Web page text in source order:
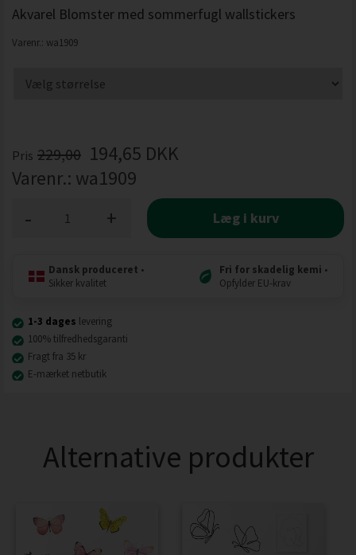
Akvarel Blomster med sommerfugl wallstickers
Varenr.: wa1909
Pris 229,00 194,65 DKK
Varenr.: wa1909
+
- Læg i kurv
Dansk produceret •
Sikker kvalitet
Fri for skadelig kemi •
Opfylder EU-krav
1-3 dages levering
100% tilfredhedsgaranti
Fragt fra 35 kr
E-mærket netbutik
Alternative produkter